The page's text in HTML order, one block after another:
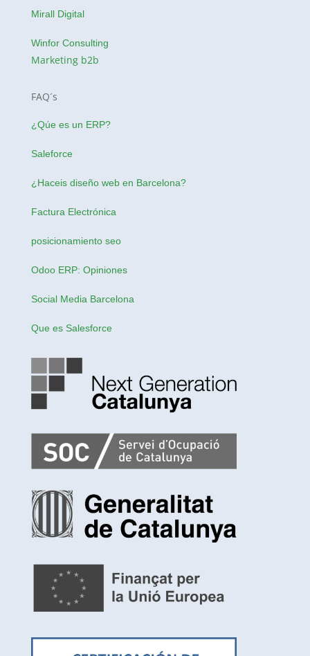
Mirall Digital
Winfor Consulting
Marketing b2b
FAQ´s
¿Qúe es un ERP?
Saleforce
¿Haceis diseño web en Barcelona?
Factura Electrónica
posicionamiento seo
Odoo ERP: Opiniones
Social Media Barcelona
Que es Salesforce